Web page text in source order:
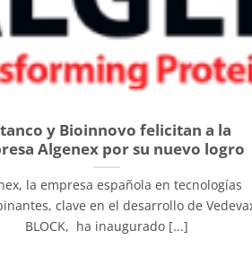
y Bioinnovo felicitan a la
Algenex por su nuevo logro
la empresa española en tecnologías
clave en el desarrollo de
BLOCK, ha inaugurado [...]